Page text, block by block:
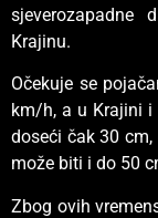
sjeverozapadne
Krajinu.
Očekuje se
km/h, a u Krajini
doseći čak 30
može biti i do 50
Zbog ovih